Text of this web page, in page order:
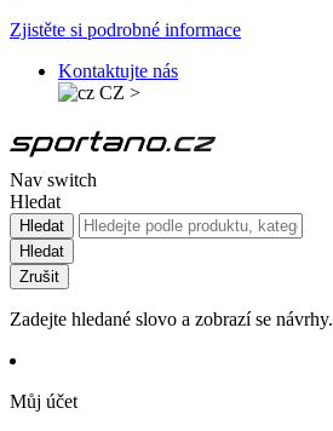
Zjistěte si podrobné informace
Kontaktujte nás
CZ >
Nav switch
Hledat
Hledat
Hledat
Zrušit
Zadejte hledané slovo a zobrazí se návrhy.
Můj účet